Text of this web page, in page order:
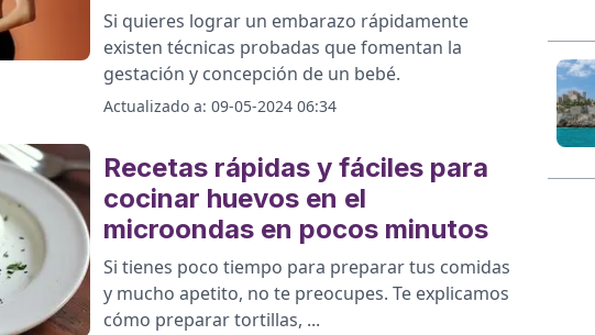
Si quieres lograr un embarazo rápidamente
existen técnicas probadas que fomentan la
gestación y concepción de un bebé.
Actualizado a:09-05-2024 06:34
Recetas rápidas y fáciles para
cocinar huevos en el
microondas en pocos minutos
Si tienes poco tiempo para preparar tus comidas
y mucho apetito, no te preocupes. Te explicamos
cómo preparar tortillas, ...